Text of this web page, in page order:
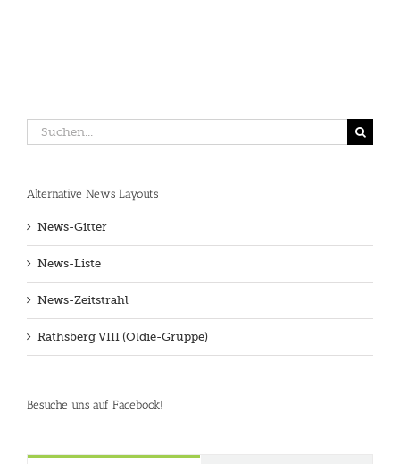
Suche
nach:
Alternative News Layouts
News-Gitter
News-Liste
News-Zeitstrahl
Rathsberg VIII (Oldie-Gruppe)
Besuche uns auf Facebook!